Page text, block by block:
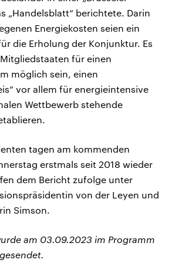
„Handelsblatt“ berichtete. Darin
Energiekosten seien ein
die Erholung der Konjunktur. Es
für einen
möglich sein, einen
vor allem für energieintensive
Wettbewerb stehende
tagen am kommenden
erstmals seit 2018 wieder
dem Bericht zufolge unter
von der Leyen und
Simson.
am 03.09.2023 im Programm